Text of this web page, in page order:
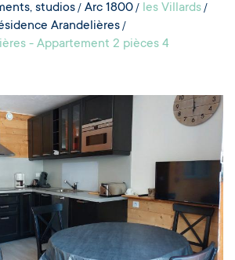
studios Arc 1800
les Villards
Arandelières
- Appartement 2 pièces 4